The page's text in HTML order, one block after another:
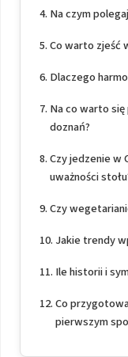
Na czym
Co warto zjeść
Dlaczego
Na co warto
doznań?
Czy jedzenie w
uważności
Czy
Jakie trendy
Ile historii i
Co
pierwszym